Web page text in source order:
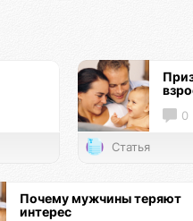
0
Статья
Почему мужчины теряют
интерес